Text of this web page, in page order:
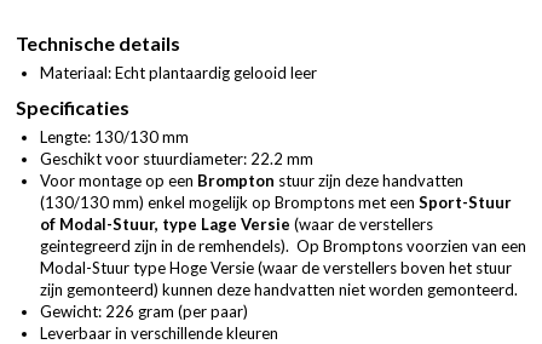
Technische details
Materiaal: Echt plantaardig gelooid leer
Specificaties
Lengte: 130/130 mm
Geschikt voor stuurdiameter: 22.2 mm
Voor montage op een Brompton stuur zijn deze handvatten
(130/130 mm) enkel mogelijk op Bromptons met een Sport-Stuur
of Modal-Stuur, type Lage Versie (waar de verstellers
geintegreerd zijn in de remhendels). Op Bromptons voorzien van een
Modal-Stuur type Hoge Versie (waar de verstellers boven het stuur
zijn gemonteerd) kunnen deze handvatten niet worden gemonteerd.
Gewicht: 226 gram (per paar)
Leverbaar in verschillende kleuren